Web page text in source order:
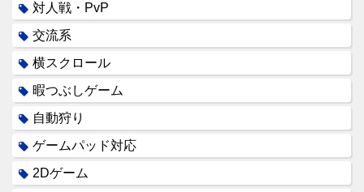
対人戦・PvP
交流系
横スクロール
暇つぶしゲーム
自動狩り
ゲームパッド対応
2Dゲーム